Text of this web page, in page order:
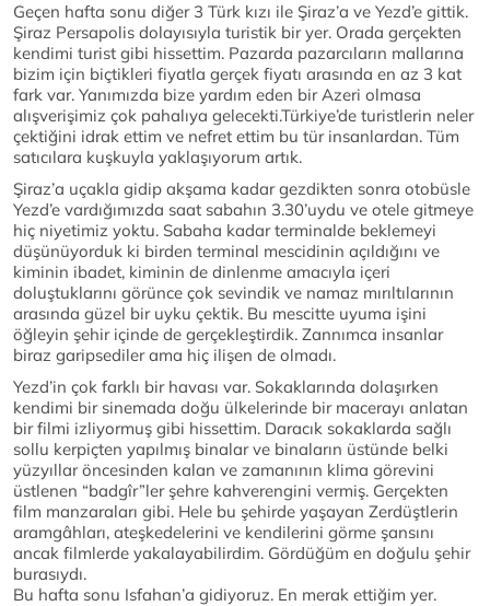
Geçen hafta sonu diğer 3 Türk kızı ile Şiraz’a ve Yezd’e gittik.
Şiraz Persapolis dolayısıyla turistik bir yer. Orada gerçekten
kendimi turist gibi hissettim. Pazarda pazarcıların mallarına
bizim için biçtikleri fiyatla gerçek fiyatı arasında en az 3 kat
fark var. Yanımızda bize yardım eden bir Azeri olmasa
alışverişimiz çok pahalıya gelecekti.Türkiye’de turistlerin neler
çektiğini idrak ettim ve nefret ettim bu tür insanlardan. Tüm
satıcılara kuşkuyla yaklaşıyorum artık.
Şiraz’a uçakla gidip akşama kadar gezdikten sonra otobüsle
Yezd’e vardığımızda saat sabahın 3.30’uydu ve otele gitmeye
hiç niyetimiz yoktu. Sabaha kadar terminalde beklemeyi
düşünüyorduk ki birden terminal mescidinin açıldığını ve
kiminin ibadet, kiminin de dinlenme amacıyla içeri
doluştuklarını görünce çok sevindik ve namaz mırıltılarının
arasında güzel bir uyku çektik. Bu mescitte uyuma işini
öğleyin şehir içinde de gerçekleştirdik. Zannımca insanlar
biraz garipsediler ama hiç ilişen de olmadı.
Yezd’in çok farklı bir havası var. Sokaklarında dolaşırken
kendimi bir sinemada doğu ülkelerinde bir macerayı anlatan
bir filmi izliyormuş gibi hissettim. Daracık sokaklarda sağlı
sollu kerpiçten yapılmış binalar ve binaların üstünde belki
yüzyıllar öncesinden kalan ve zamanının klima görevini
üstlenen “badgîr”ler şehre kahverengini vermiş. Gerçekten
film manzaraları gibi. Hele bu şehirde yaşayan Zerdüştlerin
aramgâhları, ateşkedelerini ve kendilerini görme şansını
ancak filmlerde yakalayabilirdim. Gördüğüm en doğulu şehir
burasıydı.
Bu hafta sonu Isfahan’a gidiyoruz. En merak ettiğim yer.